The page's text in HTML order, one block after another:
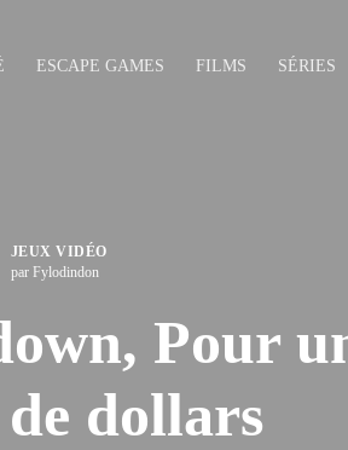
ESCAPE GAMES FILMS SÉRIES
JEUX VIDÉO
par Fylodindon
Pour
dollars